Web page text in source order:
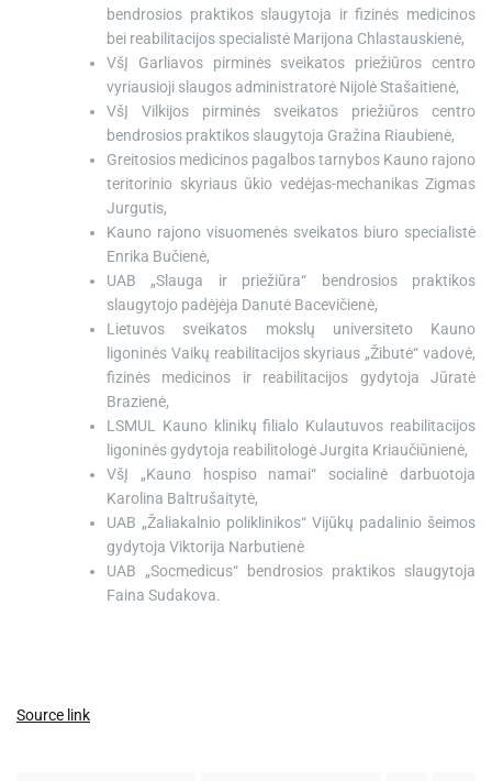
bendrosios praktikos slaugytoja ir fizinės medicinos
bei reabilitacijos specialistė Marijona Chlastauskienė,
VšĮ Garliavos pirminės sveikatos priežiūros centro
vyriausioji slaugos administratorė Nijolė Stašaitienė,
VšĮ Vilkijos pirminės sveikatos priežiūros centro
bendrosios praktikos slaugytoja Gražina Riaubienė,
Greitosios medicinos pagalbos tarnybos Kauno rajono
teritorinio skyriaus ūkio vedėjas-mechanikas Zigmas
Jurgutis,
Kauno rajono visuomenės sveikatos biuro specialistė
Enrika Bučienė,
UAB „Slauga ir priežiūra“ bendrosios praktikos
slaugytojo padėjėja Danutė Bacevičienė,
Lietuvos sveikatos mokslų universiteto Kauno
ligoninės Vaikų reabilitacijos skyriaus „Žibutė“ vadovė,
fizinės medicinos ir reabilitacijos gydytoja Jūratė
Brazienė,
LSMUL Kauno klinikų filialo Kulautuvos reabilitacijos
ligoninės gydytoja reabilitologė Jurgita Kriaučiūnienė,
VšĮ „Kauno hospiso namai“ socialinė darbuotoja
Karolina Baltrušaitytė,
UAB „Žaliakalnio poliklinikos“ Vijūkų padalinio šeimos
gydytoja Viktorija Narbutienė
UAB „Socmedicus“ bendrosios praktikos slaugytoja
Faina Sudakova.
Source link